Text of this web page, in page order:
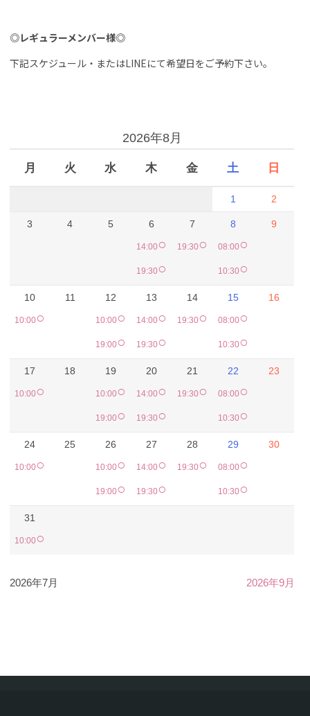
◎レギュラーメンバー様◎
下記スケジュール・またはLINEにて希望日をご予約下さい。
2026年8月
月 火 水 木 金 土 日
1 2
3 4 5 6
14:00○
19:30○
7
19:30○
8
08:00○
10:30○
9
10
10:00○
11 12
10:00○
19:00○
13
14:00○
19:30○
14
19:30○
15
08:00○
10:30○
16
17
10:00○
18 19
10:00○
19:00○
20
14:00○
19:30○
21
19:30○
22
08:00○
10:30○
23
24
10:00○
25 26
10:00○
19:00○
27
14:00○
19:30○
28
19:30○
29
08:00○
10:30○
30
31
10:00○
2026年7月 2026年9月